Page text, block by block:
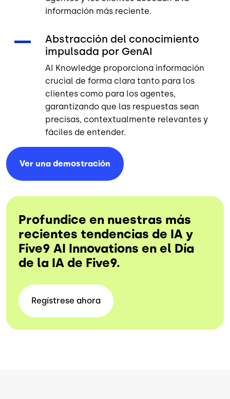
información más reciente.
Abstracción del conocimiento
impulsada por GenAI
AI Knowledge proporciona información
crucial de forma clara tanto para los
clientes como para los agentes,
garantizando que las respuestas sean
precisas, contextualmente relevantes y
fáciles de entender.
Ver una demostración
Profundice en nuestras más
recientes tendencias de IA y
Five9 AI Innovations en el Día
de la IA de Five9.
Regístrese ahora